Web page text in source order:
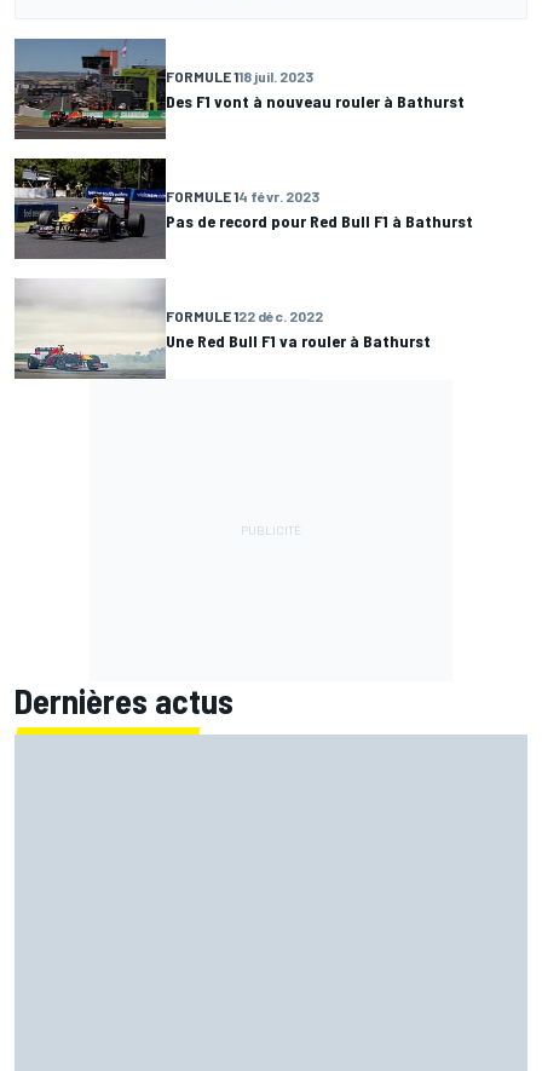
FORMULE 118 juil. 2023
Des F1 vont à nouveau rouler à Bathurst
FORMULE 14 févr. 2023
Pas de record pour Red Bull F1 à Bathurst
FORMULE 122 déc. 2022
Une Red Bull F1 va rouler à Bathurst
Dernières actus